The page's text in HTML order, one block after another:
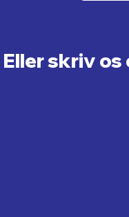
Eller skriv os